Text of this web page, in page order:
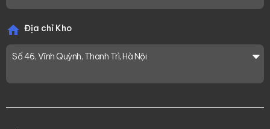
Địa chỉ Kho
Số 46, Vĩnh Quỳnh, Thanh Trì, Hà Nội